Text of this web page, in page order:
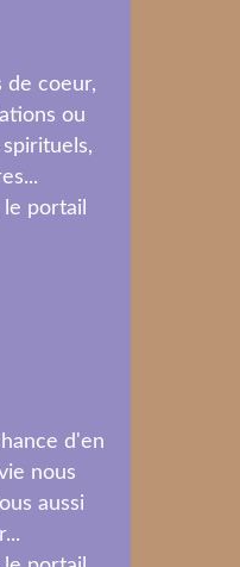
de coeur,
ou
le portail
d'en
nous
aussi